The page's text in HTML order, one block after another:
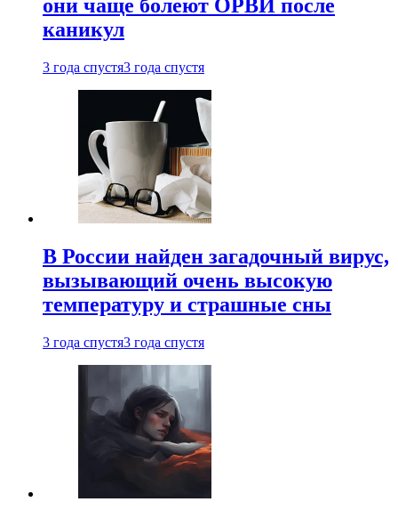
они чаще болеют ОРВИ после
каникул
3 года спустя3 года спустя
В России найден загадочный вирус,
вызывающий очень высокую
температуру и страшные сны
3 года спустя3 года спустя